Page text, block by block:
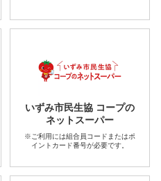
いずみ市民生協 コープの
ネットスーパー
※ご利用には組合員コードまたはポ
イントカード番号が必要です。